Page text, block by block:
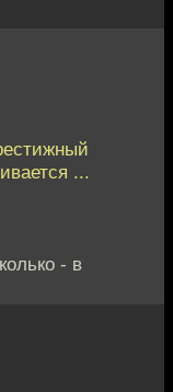
...
- в